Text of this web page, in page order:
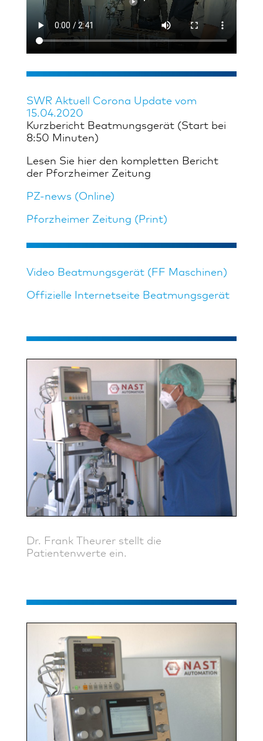
SWR Aktuell Corona Update vom
15.04.2020
Kurzbericht Beatmungsgerät (Start bei
8:50 Minuten)
Lesen Sie hier den kompletten Bericht
der Pforzheimer Zeitung
PZ-news (Online)
Pforzheimer Zeitung (Print)
Video Beatmungsgerät (FF Maschinen)
Offizielle Internetseite Beatmungsgerät
Dr. Frank Theurer stellt die
Patientenwerte ein.